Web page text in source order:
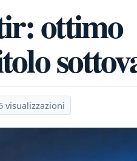
ottimo
visualizzazioni